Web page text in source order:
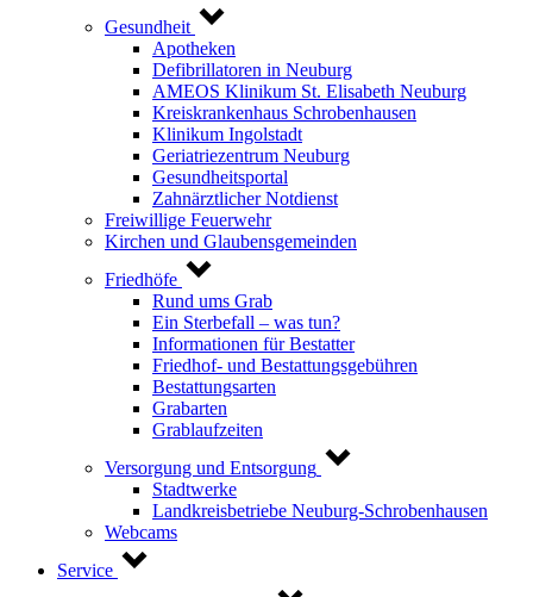
Gesundheit
Apotheken
Defibrillatoren in Neuburg
AMEOS Klinikum St. Elisabeth Neuburg
Kreiskrankenhaus Schrobenhausen
Klinikum Ingolstadt
Geriatriezentrum Neuburg
Gesundheitsportal
Zahnärztlicher Notdienst
Freiwillige Feuerwehr
Kirchen und Glaubensgemeinden
Friedhöfe
Rund ums Grab
Ein Sterbefall – was tun?
Informationen für Bestatter
Friedhof- und Bestattungsgebühren
Bestattungsarten
Grabarten
Grablaufzeiten
Versorgung und Entsorgung
Stadtwerke
Landkreisbetriebe Neuburg-Schrobenhausen
Webcams
Service